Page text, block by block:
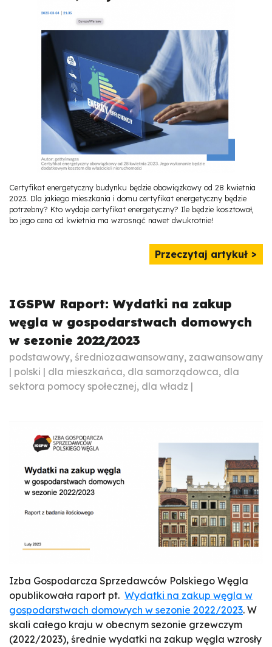
Certyfikat energetyczny budynku będzie obowiązkowy od 28 kwietnia
2023. Dla jakiego mieszkania i domu certyfikat energetyczny będzie
potrzebny? Kto wydaje certyfikat energetyczny? Ile będzie kosztował,
bo jego cena od kwietnia ma wzrosnąć nawet dwukrotnie!
Przeczytaj artykuł
IGSPW Raport: Wydatki na zakup
węgla w gospodarstwach domowych
w sezonie 2022/2023
podstawowy, średniozaawansowany, zaawansowany
| polski | dla mieszkańca, dla samorządowca, dla
sektora pomocy społecznej, dla władz |
Izba Gospodarcza Sprzedawców Polskiego Węgla
opublikowała raport pt. Wydatki na zakup węgla w
gospodarstwach domowych w sezonie 2022/2023. W
skali całego kraju w obecnym sezonie grzewczym
(2022/2023), średnie wydatki na zakup węgla wzrosły